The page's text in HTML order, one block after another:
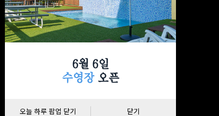
6월 6일
수영장오픈
오늘 하루 팝업 닫기 닫기